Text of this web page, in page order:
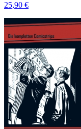
25,90 €